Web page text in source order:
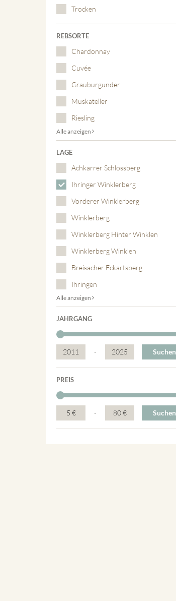
Trocken
REBSORTE
Chardonnay
Cuvée
Grauburgunder
Muskateller
Riesling
Alle anzeigen
LAGE
Achkarrer Schlossberg
Ihringer Winklerberg
Vorderer Winklerberg
Winklerberg
Winklerberg Hinter Winklen
Winklerberg Winklen
Breisacher Eckartsberg
Ihringen
Alle anzeigen
JAHRGANG
2011 - 2025 Suchen
PREIS
5 € - 80 € Suchen